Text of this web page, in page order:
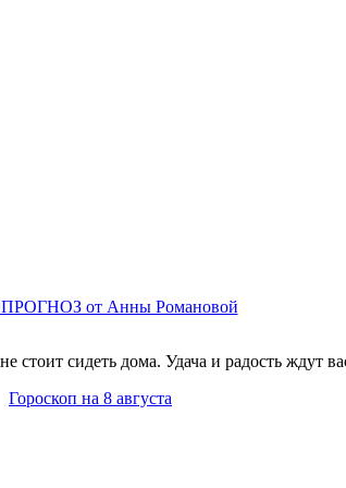
от Анны Романовой
стоит сидеть дома. Удача и радость ждут
Гороскоп на 8 августа